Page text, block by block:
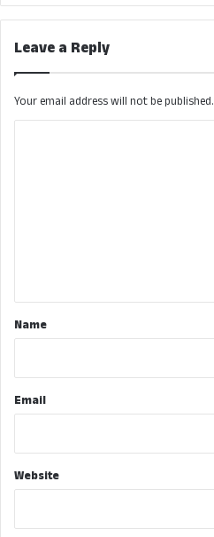
Leave a Reply
Your email address will not be published.
*Name
Email
Website